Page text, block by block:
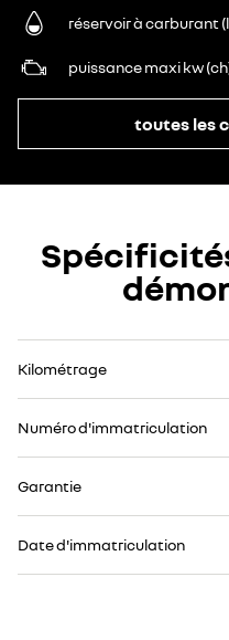
réservoir à carburant
puissance maxi kw
toutes les
Kilométrage
Numéro d'immatriculation
Garantie
Date d'immatriculation